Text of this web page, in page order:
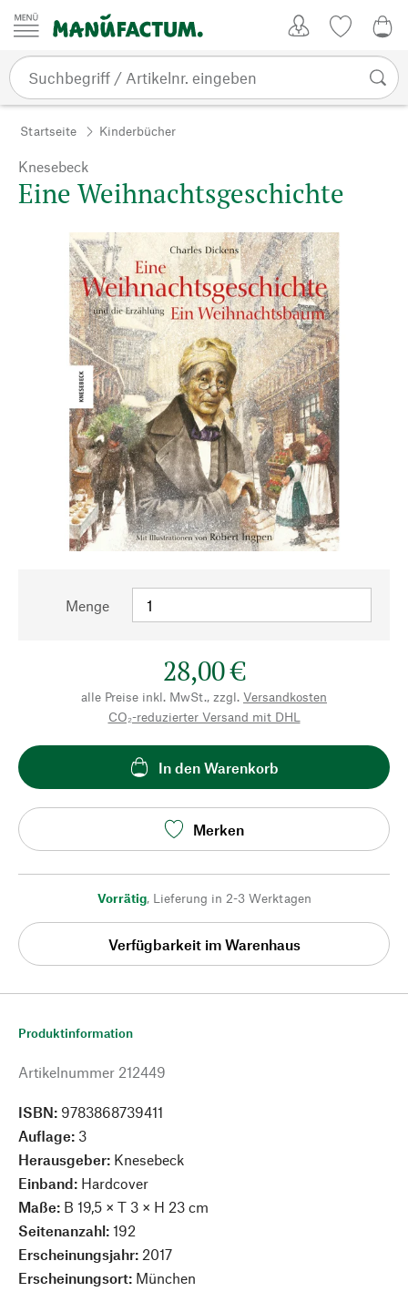
Zum Inhalt springen
Startseite Kinderbücher
Knesebeck
Eine Weihnachtsgeschichte
Menge
28,00 €
alle Preise inkl. MwSt., zzgl. Versandkosten
CO₂-reduzierter Versand mit DHL
In den Warenkorb
Merken
Vorrätig, Lieferung in 2-3 Werktagen
Verfügbarkeit im Warenhaus
Produktinformation
Artikelnummer 212449
ISBN: 9783868739411
Auflage: 3
Herausgeber: Knesebeck
Einband: Hardcover
Maße: B 19,5 × T 3 × H 23 cm
Seitenanzahl: 192
Erscheinungsjahr: 2017
Erscheinungsort: München